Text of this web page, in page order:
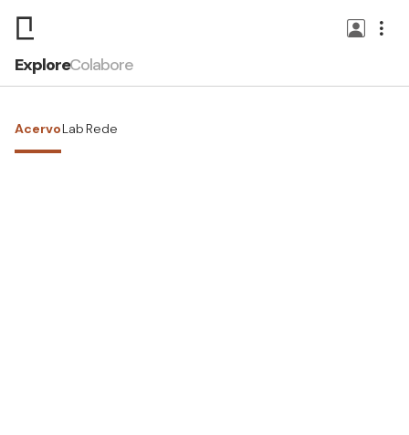
ExploreColabore
AcervoLab Rede